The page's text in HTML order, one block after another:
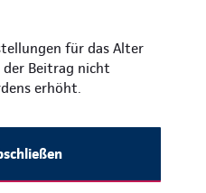
für das Alter
der Beitrag nicht
erhöht.